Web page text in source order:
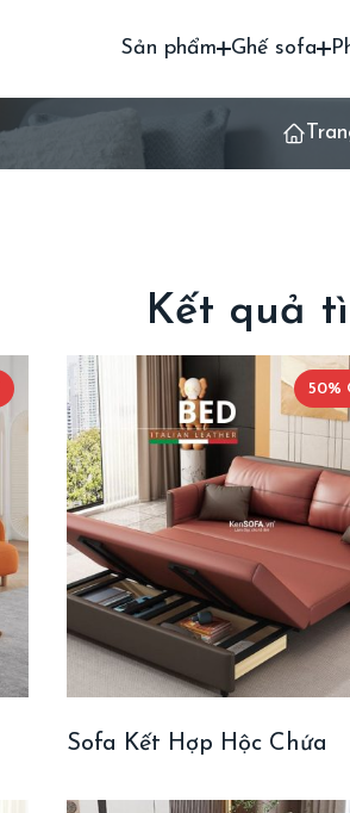
Sản phẩm Ghế sofa
Kết quả
50%
Sofa Kết Hợp Hộc Chứa